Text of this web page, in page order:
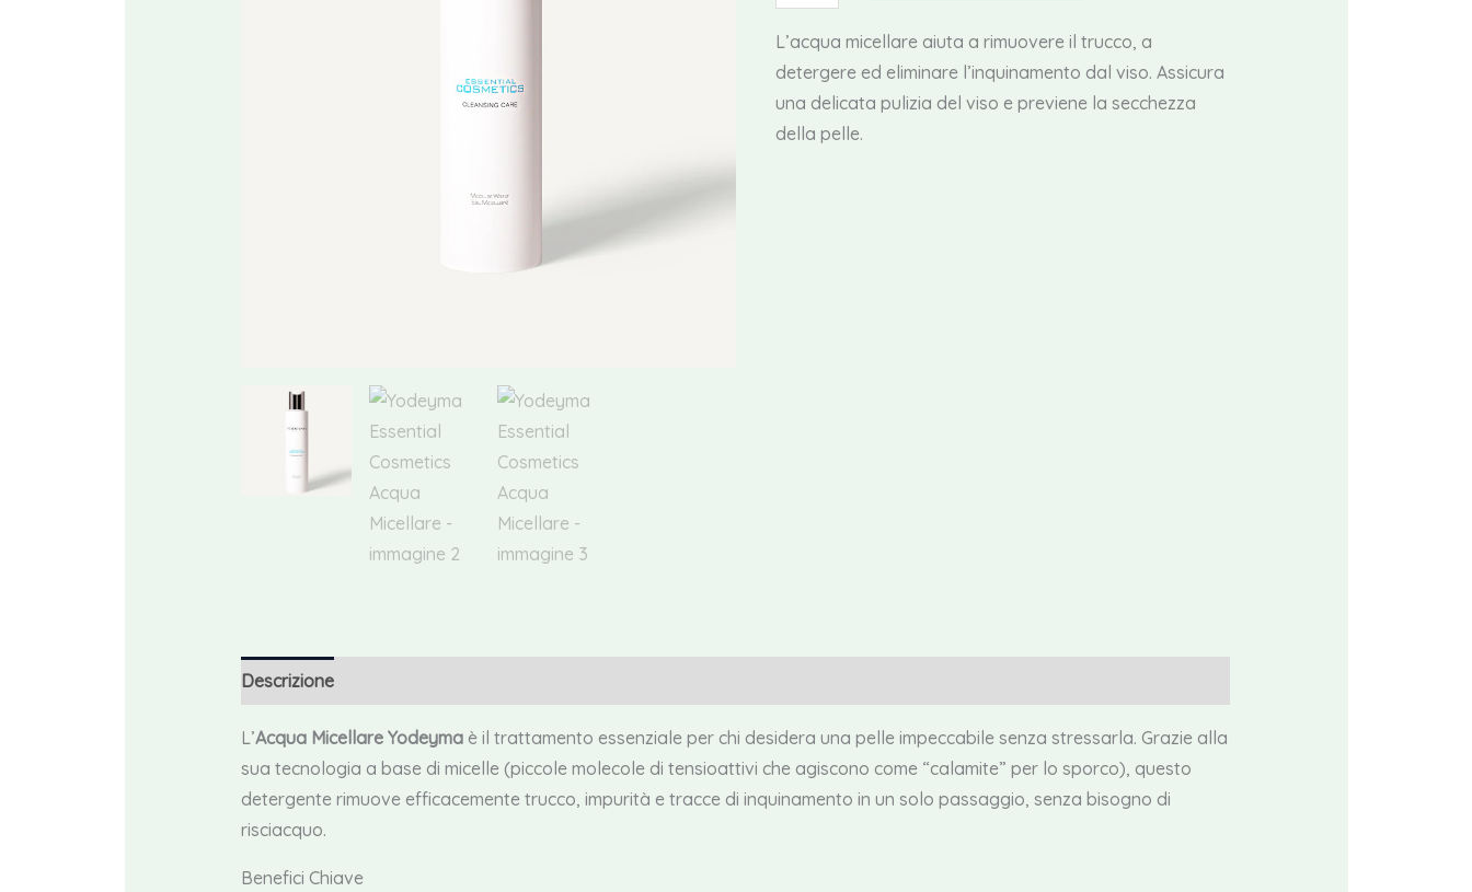
Essential
Cosmetics
Acqua
Micellare
quantità
L’acqua micellare aiuta a rimuovere il trucco, a
detergere ed eliminare l’inquinamento dal viso. Assicura
una delicata pulizia del viso e previene la secchezza
della pelle.
Descrizione
L’Acqua Micellare Yodeyma è il trattamento essenziale per chi desidera una pelle impeccabile senza stressarla. Grazie alla
sua tecnologia a base di micelle (piccole molecole di tensioattivi che agiscono come “calamite” per lo sporco), questo
detergente rimuove efficacemente trucco, impurità e tracce di inquinamento in un solo passaggio, senza bisogno di
risciacquo.
Benefici Chiave